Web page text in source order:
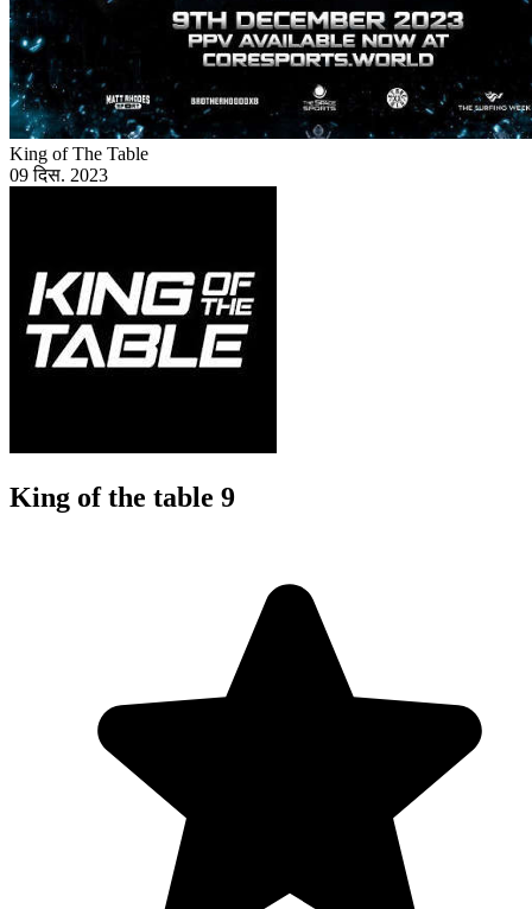
King of The Table
09 दिस. 2023
King of the table 9